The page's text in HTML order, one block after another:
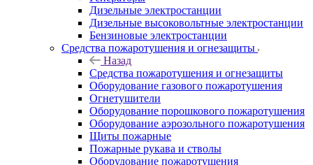
Дизельные электростанции
Дизельные высоковольтные электростанции
Бензиновые электростанции
Средства пожаротушения и огнезащиты
Назад
Средства пожаротушения и огнезащиты
Оборудование газового пожаротушения
Огнетушители
Оборудование порошкового пожаротушения
Оборудование аэрозольного пожаротушения
Щиты пожарные
Пожарные рукава и стволы
Оборудование пожаротушения